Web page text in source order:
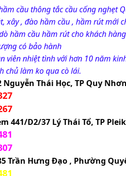
cầu thông tắc cầu cống nghẹt
xây , đào hầm cầu , hầm rút mới
hầm cầu hầm rút cho khách
có bảo hành
viên nhiệt tình với hơn 10 năm
chủ làm ko qua cò lái.
Nguyễn Thái Học, TP Quy
441/D2/37 Lý Thái Tổ, TP
Trần Hưng Đạo , Phường